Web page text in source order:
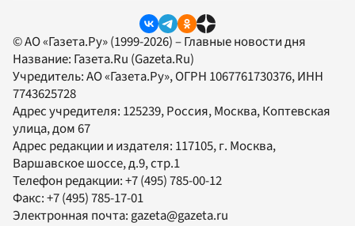
© АО «Газета.Ру» (1999-2026) – Главные новости дня
Название: Газета.Ru (Gazeta.Ru)
Учредитель:АО «Газета.Ру», ОГРН 1067761730376, ИНН
7743625728
Адрес учредителя: 125239, Россия, Москва, Коптевская
улица, дом 67
Адрес редакции и издателя: 117105, г. Москва,
Варшавское шоссе, д.9, стр.1
Телефон редакции:+7 (495) 785-00-12
Факс:+7 (495) 785-17-01
Электронная почта:gazeta@gazeta.ru